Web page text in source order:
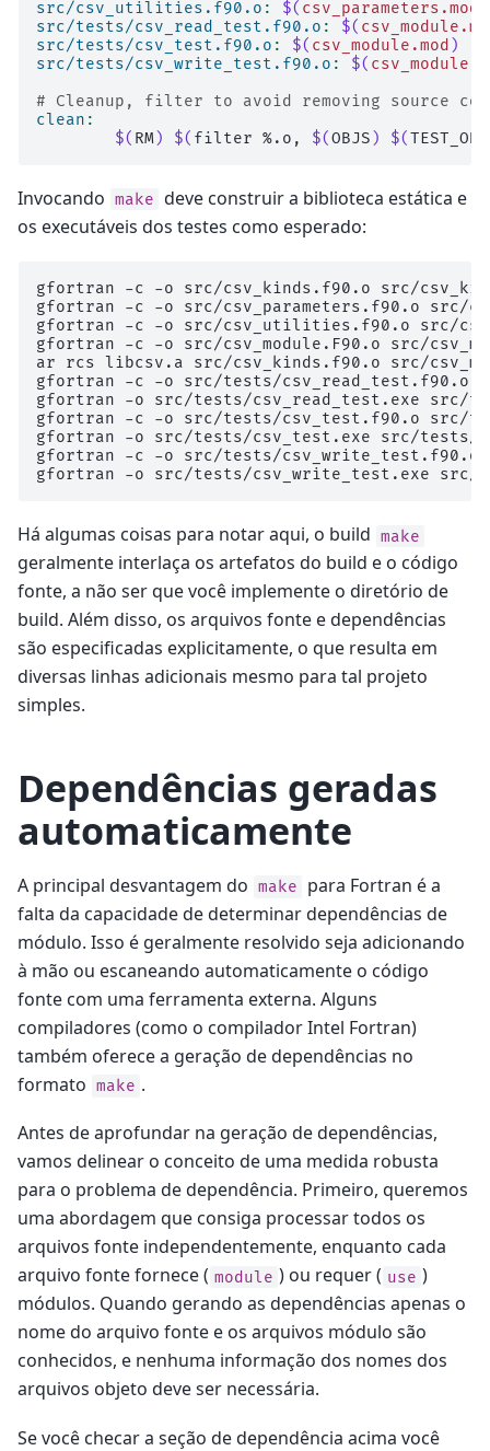
src/csv_utilities.f90.o : $( csv_parameters.mod
src/tests/csv_read_test.f90.o : $(
src/tests/csv_test.f90.o : $( csv_module.mod )
src/tests/csv_write_test.f90.o : $(
# Cleanup, filter to avoid removing source
clean :
$( RM) $( filter %.o, $(OBJS ) $(
Invocando make deve construir a biblioteca estática e
os executáveis dos testes como esperado:
gfortran -c -o src/csv_kinds.f90.o src/
gfortran -c -o src/csv_parameters.f90.o src/
gfortran -c -o src/csv_utilities.f90.o src/
gfortran -c -o src/csv_module.F90.o src/
ar rcs libcsv.a src/csv_kinds.f90.o src/
gfortran -c -o src/tests/csv_read_test.f90.o
gfortran -o src/tests/csv_read_test.exe src/
gfortran -c -o src/tests/csv_test.f90.o src/
gfortran -o src/tests/csv_test.exe src/tests/
gfortran -c -o src/tests/csv_write_test.f90.o
Há algumas coisas para notar aqui, o build make
geralmente interlaça os artefatos do build e o código
fonte, a não ser que você implemente o diretório de
build. Além disso, os arquivos fonte e dependências
são especificadas explicitamente, o que resulta em
diversas linhas adicionais mesmo para tal projeto
simples.
Dependências geradas
automaticamente
A principal desvantagem do make
para Fortran é a
falta da capacidade de determinar dependências de
módulo. Isso é geralmente resolvido seja adicionando
à mão ou escaneando automaticamente o código
fonte com uma ferramenta externa. Alguns
compiladores (como o compilador Intel Fortran)
também oferece a geração de dependências no
formato make .
Antes de aprofundar na geração de dependências,
vamos delinear o conceito de uma medida robusta
para o problema de dependência. Primeiro, queremos
uma abordagem que consiga processar todos os
arquivos fonte independentemente, enquanto cada
arquivo fonte fornece ( module ) ou requer ( use )
módulos. Quando gerando as dependências apenas o
nome do arquivo fonte e os arquivos módulo são
conhecidos, e nenhuma informação dos nomes dos
arquivos objeto deve ser necessária.
Se você checar a seção de dependência acima você